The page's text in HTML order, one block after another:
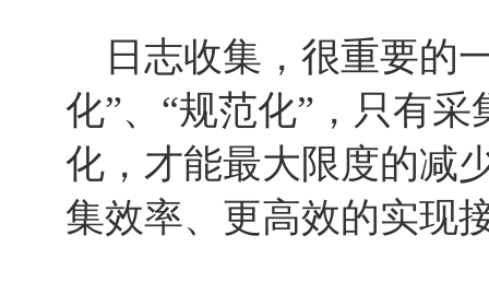
日志收集，很重要的
化”、“规范化”，只有
化，才能最大限度的减
集效率、更高效的实现